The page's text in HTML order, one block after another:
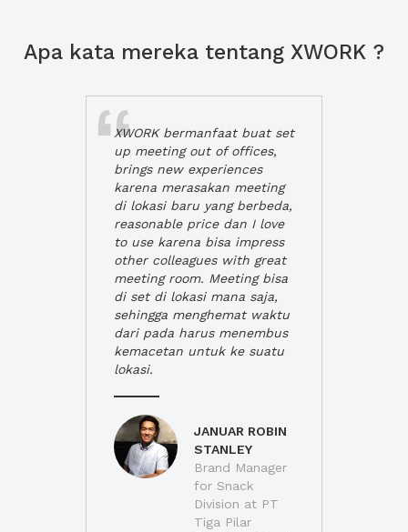
Apa kata mereka tentang XWORK ?
XWORK bermanfaat buat set
up meeting out of offices,
brings new experiences
karena merasakan meeting
di lokasi baru yang berbeda,
reasonable price dan I love
to use karena bisa impress
other colleagues with great
meeting room. Meeting bisa
di set di lokasi mana saja,
sehingga menghemat waktu
dari pada harus menembus
kemacetan untuk ke suatu
lokasi.
JANUAR ROBIN
STANLEY
Brand Manager
for Snack
Division at PT
Tiga Pilar